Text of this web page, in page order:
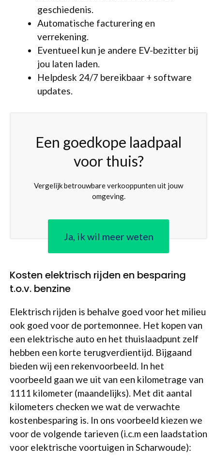
geschiedenis.
Automatische facturering en
verrekening.
Eventueel kun je andere EV-bezitter bij
jou laten laden.
Helpdesk 24/7 bereikbaar + software
updates.
Een goedkope laadpaal
voor thuis?
Vergelijk betrouwbare verkooppunten uit jouw
omgeving.
Ja, ik wil meer weten
Kosten elektrisch rijden en besparing
t.o.v. benzine
Elektrisch rijden is behalve goed voor het milieu
ook goed voor de portemonnee. Het kopen van
een elektrische auto en het thuislaadpunt zelf
hebben een korte terugverdientijd. Bijgaand
bieden wij een rekenvoorbeeld. In het
voorbeeld gaan we uit van een kilometrage van
1111 kilometer (maandelijks). Met dit aantal
kilometers checken we wat de verwachte
kostenbesparing is. In ons voorbeeld kiezen we
voor de volgende tarieven (i.c.m een laadstation
voor elektrische voortuigen in Scharwoude):